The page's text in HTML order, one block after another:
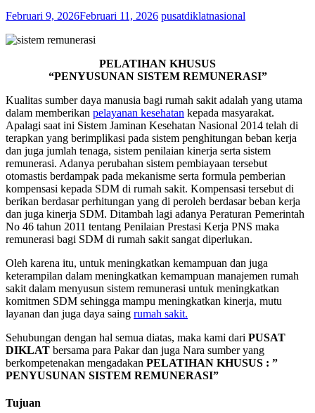
Februari 9, 2026Februari 11, 2026 pusatdiklatnasional
PELATIHAN KHUSUS
“PENYUSUNAN SISTEM REMUNERASI”
Kualitas sumber daya manusia bagi rumah sakit adalah yang utama
dalam memberikan pelayanan kesehatan kepada masyarakat.
Apalagi saat ini Sistem Jaminan Kesehatan Nasional 2014 telah di
terapkan yang berimplikasi pada sistem penghitungan beban kerja
dan juga jumlah tenaga, sistem penilaian kinerja serta sistem
remunerasi. Adanya perubahan sistem pembiayaan tersebut
otomastis berdampak pada mekanisme serta formula pemberian
kompensasi kepada SDM di rumah sakit. Kompensasi tersebut di
berikan berdasar perhitungan yang di peroleh berdasar beban kerja
dan juga kinerja SDM. Ditambah lagi adanya Peraturan Pemerintah
No 46 tahun 2011 tentang Penilaian Prestasi Kerja PNS maka
remunerasi bagi SDM di rumah sakit sangat diperlukan.
Oleh karena itu, untuk meningkatkan kemampuan dan juga
keterampilan dalam meningkatkan kemampuan manajemen rumah
sakit dalam menyusun sistem remunerasi untuk meningkatkan
komitmen SDM sehingga mampu meningkatkan kinerja, mutu
layanan dan juga daya saing rumah sakit.
Sehubungan dengan hal semua diatas, maka kami dari PUSAT
DIKLAT bersama para Pakar dan juga Nara sumber yang
berkompetenakan mengadakan PELATIHAN KHUSUS : ”
PENYUSUNAN SISTEM REMUNERASI”
Tujuan